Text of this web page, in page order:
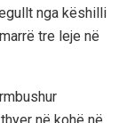
nga këshilli
tre leje në